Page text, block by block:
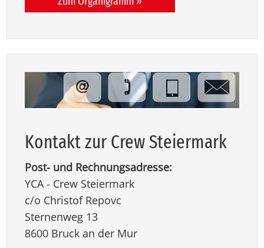
Kon­takt zur Crew Stei­er­mark
Post- und Rechnungsadresse:
YCA - Crew Steiermark
c/o Christof Repovc
Sternenweg 13
8600 Bruck an der Mur